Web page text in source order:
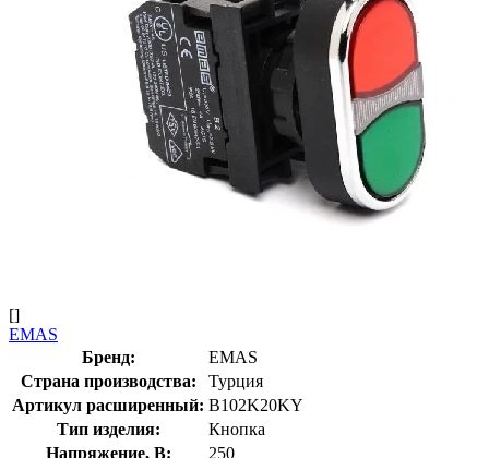
[]
EMAS
Бренд:
EMAS
Страна производства:
Турция
Артикул расширенный: B102K20KY
Тип изделия:
Кнопка
Напряжение, В:
250